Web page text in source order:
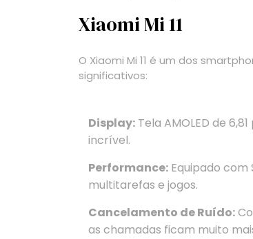
Xiaomi Mi 11
O Xiaomi Mi 11 é um dos
significativos:
Display: Tela AMOLED de
incrível.
Performance: Equipado
multitarefas e jogos.
Cancelamento de Ruído:
as chamadas ficam muito